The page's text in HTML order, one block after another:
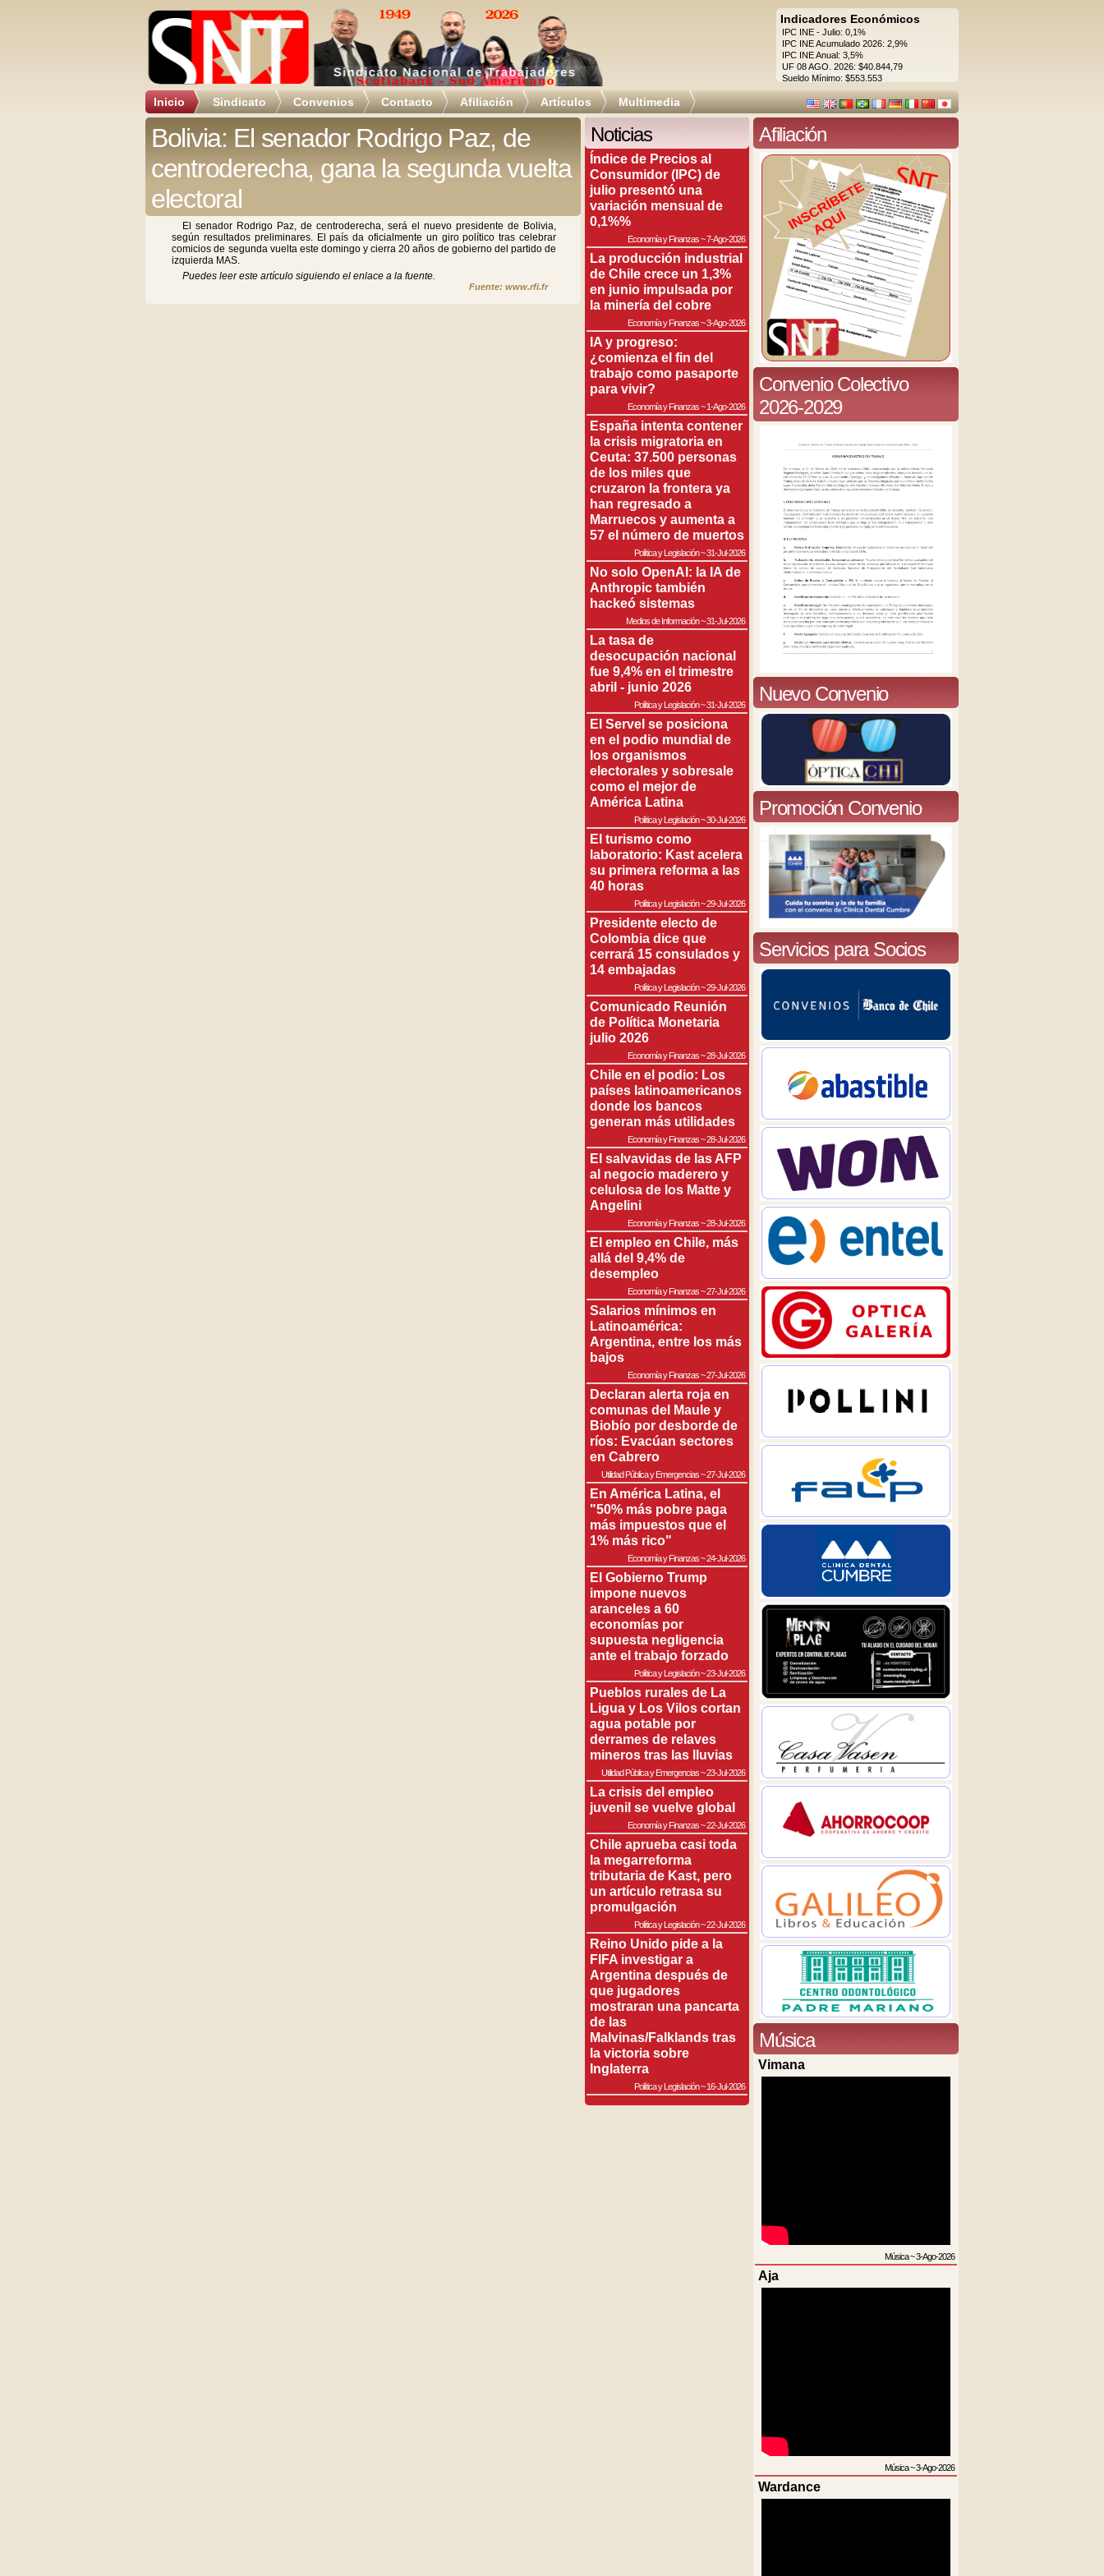
Indicadores Económicos
IPC INE - Julio: 0,1%
IPC INE Acumulado 2026: 2,9%
IPC INE Anual: 3,5%
UF 08 AGO. 2026: $40.844,79
Sueldo Mínimo: $553.553
Inicio Sindicato Convenios Contacto Afiliación Artículos Multimedia
Bolivia: El senador Rodrigo Paz, de
centroderecha, gana la segunda vuelta
electoral
El senador Rodrigo Paz, de centroderecha, será el nuevo presidente de Bolivia,
según resultados preliminares. El país da oficialmente un giro político tras celebrar
comicios de segunda vuelta este domingo y cierra 20 años de gobierno del partido de
izquierda MAS.
Puedes leer este artículo siguiendo el enlace a la fuente.
Fuente: www.rfi.fr
Noticias
Índice de Precios al
Consumidor (IPC) de
julio presentó una
variación mensual de
0,1%%
Economía y Finanzas~7-Ago-2026
La producción industrial
de Chile crece un 1,3%
en junio impulsada por
la minería del cobre
Economía y Finanzas~3-Ago-2026
IA y progreso:
¿comienza el fin del
trabajo como pasaporte
para vivir?
Economía y Finanzas~1-Ago-2026
España intenta contener
la crisis migratoria en
Ceuta: 37.500 personas
de los miles que
cruzaron la frontera ya
han regresado a
Marruecos y aumenta a
57 el número de muertos
Política y Legislación~31-Jul-2026
No solo OpenAI: la IA de
Anthropic también
hackeó sistemas
Medios de Información~31-Jul-2026
La tasa de
desocupación nacional
fue 9,4% en el trimestre
abril - junio 2026
Política y Legislación~31-Jul-2026
El Servel se posiciona
en el podio mundial de
los organismos
electorales y sobresale
como el mejor de
América Latina
Política y Legislación~30-Jul-2026
El turismo como
laboratorio: Kast acelera
su primera reforma a las
40 horas
Política y Legislación~29-Jul-2026
Presidente electo de
Colombia dice que
cerrará 15 consulados y
14 embajadas
Política y Legislación~29-Jul-2026
Comunicado Reunión
de Política Monetaria
julio 2026
Economía y Finanzas~28-Jul-2026
Chile en el podio: Los
países latinoamericanos
donde los bancos
generan más utilidades
Economía y Finanzas~28-Jul-2026
El salvavidas de las AFP
al negocio maderero y
celulosa de los Matte y
Angelini
Economía y Finanzas~28-Jul-2026
El empleo en Chile, más
allá del 9,4% de
desempleo
Economía y Finanzas~27-Jul-2026
Salarios mínimos en
Latinoamérica:
Argentina, entre los más
bajos
Economía y Finanzas~27-Jul-2026
Declaran alerta roja en
comunas del Maule y
Biobío por desborde de
ríos: Evacúan sectores
en Cabrero
Utilidad Pública y Emergencias~27-Jul-2026
En América Latina, el
"50% más pobre paga
más impuestos que el
1% más rico"
Economía y Finanzas~24-Jul-2026
El Gobierno Trump
impone nuevos
aranceles a 60
economías por
supuesta negligencia
ante el trabajo forzado
Política y Legislación~23-Jul-2026
Pueblos rurales de La
Ligua y Los Vilos cortan
agua potable por
derrames de relaves
mineros tras las lluvias
Utilidad Pública y Emergencias~23-Jul-2026
La crisis del empleo
juvenil se vuelve global
Economía y Finanzas~22-Jul-2026
Chile aprueba casi toda
la megarreforma
tributaria de Kast, pero
un artículo retrasa su
promulgación
Política y Legislación~22-Jul-2026
Reino Unido pide a la
FIFA investigar a
Argentina después de
que jugadores
mostraran una pancarta
de las
Malvinas/Falklands tras
la victoria sobre
Inglaterra
Política y Legislación~16-Jul-2026
Afiliación
Convenio Colectivo
2026-2029
Nuevo Convenio
Promoción Convenio
Servicios para Socios
Música
Vimana
Música~3-Ago-2026
Aja
Música~3-Ago-2026
Wardance